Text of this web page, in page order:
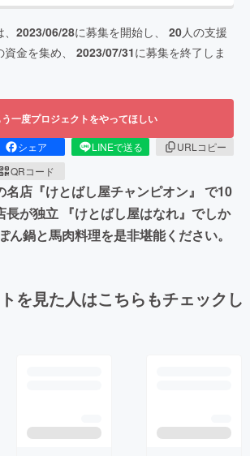
2023/06/28に募集を開始し、 20人の支援
資金を集め、 2023/07/31に募集を終了しま
う一度プロジェクトをやってほしい
シェア LINEで送る
URLコピー
QRコード
名店『けとばし屋チャンピオン』 で10
長が独立 『けとばし屋はなれ』でしか
ん鍋と馬肉料理を是非堪能ください。
を見た人はこちらもチェックし